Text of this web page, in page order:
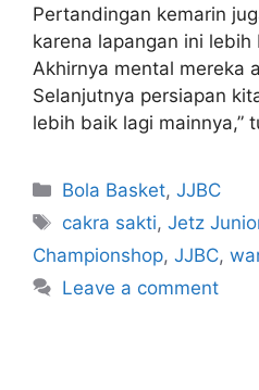
Pertandingan kemarin
karena lapangan ini
Akhirnya mental mereka
Selanjutnya persiapan
lebih baik lagi mainnya,”
Bola Basket,JJBC
cakra sakti,Jetz
Championshop, JJBC,
Leave a comment